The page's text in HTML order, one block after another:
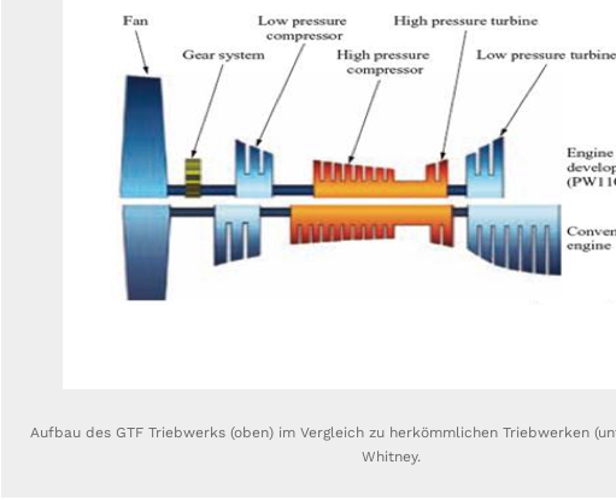
Aufbau des GTF Triebwerks (oben) im Vergleich zu herkömmlichen Triebwerken
Whitney.